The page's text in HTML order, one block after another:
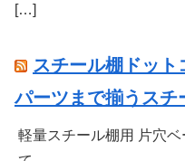
[…]
スチール棚ドッ
パーツまで揃うスチ
軽量スチール棚用 片穴